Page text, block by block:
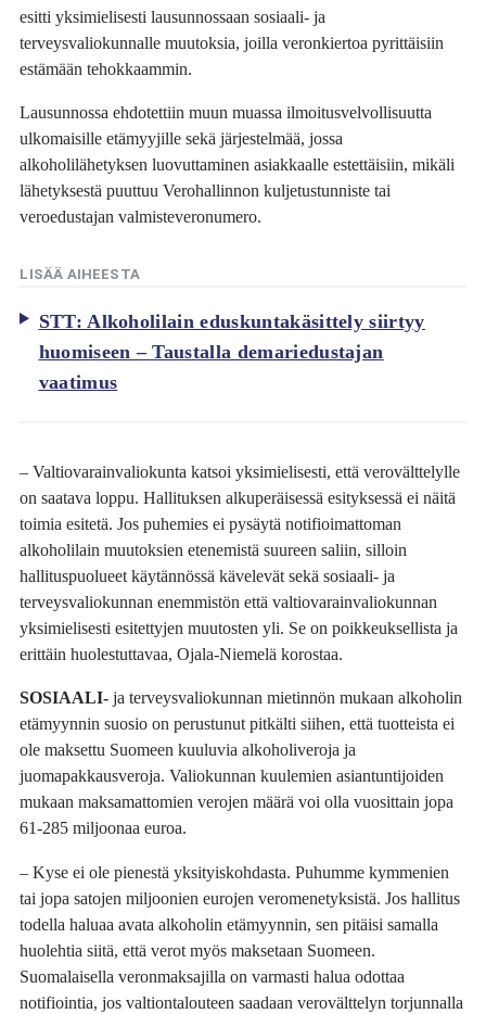
esitti yksimielisesti lausunnossaan sosiaali- ja
terveysvaliokunnalle muutoksia, joilla veronkiertoa pyrittäisiin
estämään tehokkaammin.
Lausunnossa ehdotettiin muun muassa ilmoitusvelvollisuutta
ulkomaisille etämyyjille sekä järjestelmää, jossa
alkoholilähetyksen luovuttaminen asiakkaalle estettäisiin, mikäli
lähetyksestä puuttuu Verohallinnon kuljetustunniste tai
veroedustajan valmisteveronumero.
LISÄÄ AIHEESTA
STT: Alkoholilain eduskuntakäsittely siirtyy
huomiseen – Taustalla demariedustajan
vaatimus
– Valtiovarainvaliokunta katsoi yksimielisesti, että verovälttelylle
on saatava loppu. Hallituksen alkuperäisessä esityksessä ei näitä
toimia esitetä. Jos puhemies ei pysäytä notifioimattoman
alkoholilain muutoksien etenemistä suureen saliin, silloin
hallituspuolueet käytännössä kävelevät sekä sosiaali- ja
terveysvaliokunnan enemmistön että valtiovarainvaliokunnan
yksimielisesti esitettyjen muutosten yli. Se on poikkeuksellista ja
erittäin huolestuttavaa, Ojala-Niemelä korostaa.
SOSIAALI- ja terveysvaliokunnan mietinnön mukaan alkoholin
etämyynnin suosio on perustunut pitkälti siihen, että tuotteista ei
ole maksettu Suomeen kuuluvia alkoholiveroja ja
juomapakkausveroja. Valiokunnan kuulemien asiantuntijoiden
mukaan maksamattomien verojen määrä voi olla vuosittain jopa
61-285 miljoonaa euroa.
– Kyse ei ole pienestä yksityiskohdasta. Puhumme kymmenien
tai jopa satojen miljoonien eurojen veromenetyksistä. Jos hallitus
todella haluaa avata alkoholin etämyynnin, sen pitäisi samalla
huolehtia siitä, että verot myös maksetaan Suomeen.
Suomalaisella veronmaksajilla on varmasti halua odottaa
notifiointia, jos valtiontalouteen saadaan verovälttelyn torjunnalla